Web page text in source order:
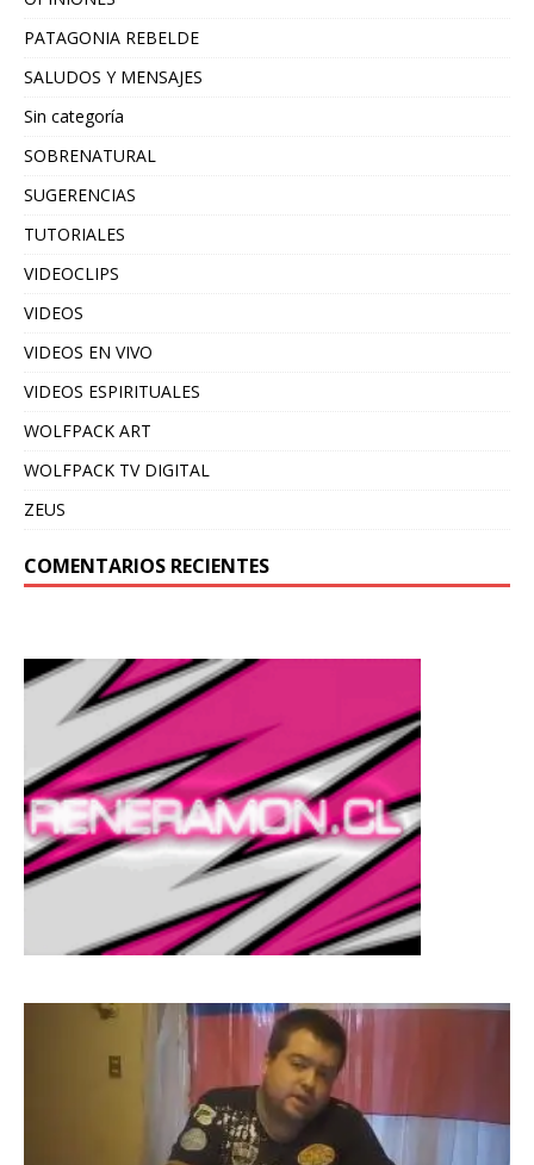
PATAGONIA REBELDE
SALUDOS Y MENSAJES
Sin categoría
SOBRENATURAL
SUGERENCIAS
TUTORIALES
VIDEOCLIPS
VIDEOS
VIDEOS EN VIVO
VIDEOS ESPIRITUALES
WOLFPACK ART
WOLFPACK TV DIGITAL
ZEUS
COMENTARIOS RECIENTES